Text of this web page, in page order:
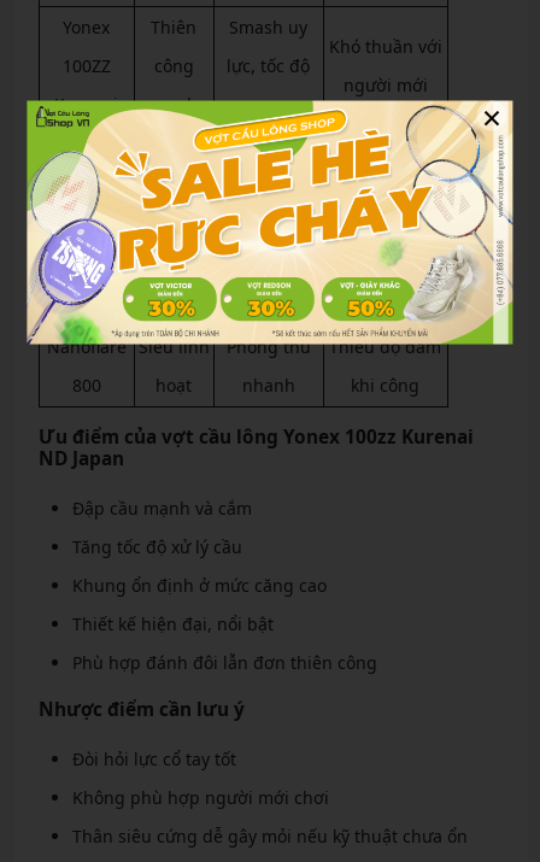
Yonex
100ZZ
Kurenai
Thiên
công
mạnh
Smash uy
lực, tốc độ
cao
Khó thuần với
người mới
Astrox 99
Pro
Nặng
đầu rõ
Cầu đi nặng
Phản tạt chậm
hơn
Astrox 88S
Pro
Kiểm
soát tốc
độ
Điều cầu tốt
Smash không
quá bùng nổ
Nanoflare
800
Siêu linh
hoạt
Phòng thủ
nhanh
Thiếu độ đầm
khi công
Ưu điểm của vợt cầu lông Yonex 100zz Kurenai
ND Japan
Đập cầu mạnh và cắm
Tăng tốc độ xử lý cầu
Khung ổn định ở mức căng cao
Thiết kế hiện đại, nổi bật
Phù hợp đánh đôi lẫn đơn thiên công
Nhược điểm cần lưu ý
Đòi hỏi lực cổ tay tốt
Không phù hợp người mới chơi
Thân siêu cứng dễ gây mỏi nếu kỹ thuật chưa ổn
×